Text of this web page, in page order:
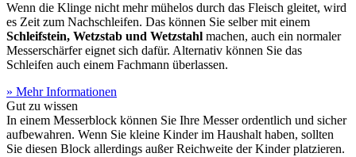
Wenn die Klinge nicht mehr mühelos durch das Fleisch gleitet, wird
es Zeit zum Nachschleifen. Das können Sie selber mit einem
Schleifstein, Wetzstab und Wetzstahl machen, auch ein normaler
Messerschärfer eignet sich dafür. Alternativ können Sie das
Schleifen auch einem Fachmann überlassen.
» Mehr Informationen
Gut zu wissen
In einem Messerblock können Sie Ihre Messer ordentlich und sicher
aufbewahren. Wenn Sie kleine Kinder im Haushalt haben, sollten
Sie diesen Block allerdings außer Reichweite der Kinder platzieren.